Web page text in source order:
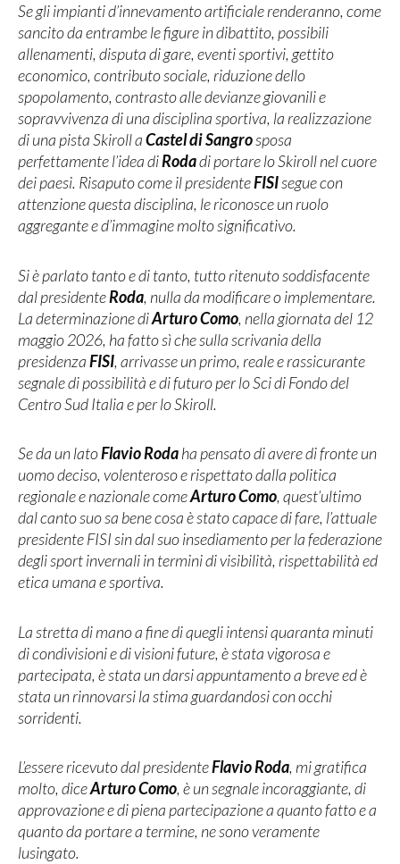
Se gli impianti d’innevamento artificiale renderanno, come
sancito da entrambe le figure in dibattito, possibili
allenamenti, disputa di gare, eventi sportivi, gettito
economico, contributo sociale, riduzione dello
spopolamento, contrasto alle devianze giovanili e
sopravvivenza di una disciplina sportiva, la realizzazione
di una pista Skiroll aCastel di Sangrosposa
perfettamente l’idea diRodadi portare lo Skiroll nel cuore
dei paesi. Risaputo come il presidenteFISIsegue con
attenzione questa disciplina, le riconosce un ruolo
aggregante e d’immagine molto significativo.
Si è parlato tanto e di tanto, tutto ritenuto soddisfacente
dal presidenteRoda, nulla da modificare o implementare.
La determinazione diArturo Como, nella giornata del 12
maggio 2026, ha fatto sì che sulla scrivania della
presidenzaFISI, arrivasse un primo, reale e rassicurante
segnale di possibilità e di futuro per lo Sci di Fondo del
Centro Sud Italia e per lo Skiroll.
Se da un latoFlavio Rodaha pensato di avere di fronte un
uomo deciso, volenteroso e rispettato dalla politica
regionale e nazionale comeArturo Como, quest’ultimo
dal canto suo sa bene cosa è stato capace di fare, l’attuale
presidente FISI sin dal suo insediamento per la federazione
degli sport invernali in termini di visibilità, rispettabilità ed
etica umana e sportiva.
La stretta di mano a fine di quegli intensi quaranta minuti
di condivisioni e di visioni future, è stata vigorosa e
partecipata, è stata un darsi appuntamento a breve ed è
stata un rinnovarsi la stima guardandosi con occhi
sorridenti.
L’essere ricevuto dal presidenteFlavioRoda, mi gratifica
molto, diceArturo Como, è un segnale incoraggiante, di
approvazione e di piena partecipazione a quanto fatto e a
quanto da portare a termine, ne sono veramente
lusingato.